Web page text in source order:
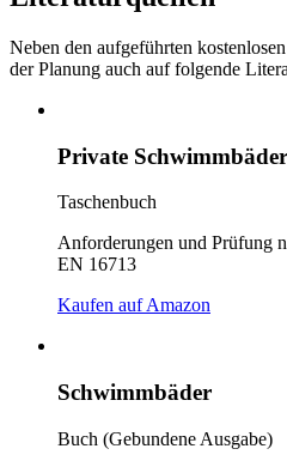
Neben den aufgeführten
der Planung auch auf folgende
Private Schwimmbäder
Taschenbuch
Anforderungen und Prüfung
EN 16713
Kaufen auf Amazon
Schwimmbäder
Buch (Gebundene Ausgabe)